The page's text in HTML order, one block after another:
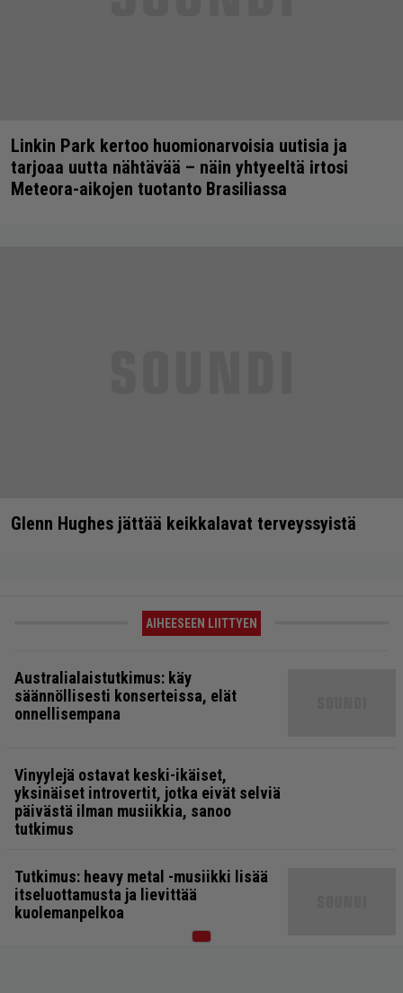
Linkin Park kertoo huomionarvoisia uutisia ja
tarjoaa uutta nähtävää – näin yhtyeeltä irtosi
Meteora-aikojen tuotanto Brasiliassa
Glenn Hughes jättää keikkalavat terveyssyistä
AIHEESEEN LIITTYEN
Australialaistutkimus: käy
säännöllisesti konserteissa, elät
onnellisempana
Vinyylejä ostavat keski-ikäiset,
yksinäiset introvertit, jotka eivät selviä
päivästä ilman musiikkia, sanoo
tutkimus
Tutkimus: heavy metal -musiikki lisää
itseluottamusta ja lievittää
kuolemanpelkoa